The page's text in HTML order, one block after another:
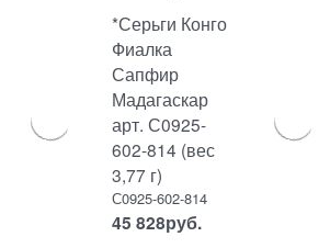
*Серьги Конго
Фиалка
Сапфир
Мадагаскар
арт. С0925-
602-814 (вес
3,77 г)
С0925-602-814
45 828руб.